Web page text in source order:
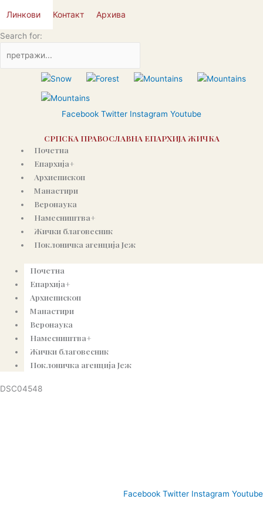
на
садржај
Линкови Контакт Архива
Search for:
Facebook Twitter Instagram Youtube
СРПСКА ПРАВОСЛАВНА ЕПАРХИЈА ЖИЧКА
Почетна
Епархија+
Архиепископ
Манастири
Веронаука
Намесништва+
Жички благовесник
Поклоничка агенција Јеж
Почетна
Епархија+
Архиепископ
Манастири
Веронаука
Намесништва+
Жички благовесник
Поклоничка агенција Јеж
DSC04548
Facebook Twitter Instagram Youtube